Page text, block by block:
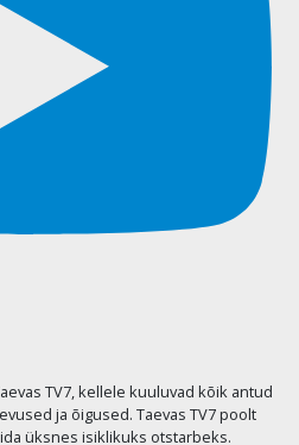
TV7, kellele kuuluvad kõik antud
ja õigused. Taevas TV7 poolt
üksnes isiklikuks otstarbeks.